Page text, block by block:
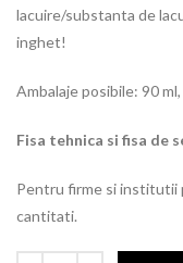
lacuire/substanta de
inghet!
Ambalaje posibile: 90
Fisa tehnica si fisa de
Pentru firme si institutii
cantitati.